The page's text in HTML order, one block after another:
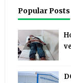
Popular Posts